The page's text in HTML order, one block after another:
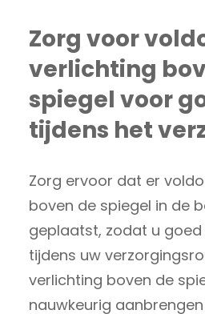
Zorg voor
verlichting
spiegel voor
tijdens het
Zorg ervoor dat er
boven de spiegel in de
geplaatst, zodat u
tijdens uw
verlichting boven de
nauwkeurig